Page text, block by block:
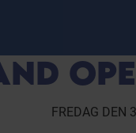
FREDAG DEN